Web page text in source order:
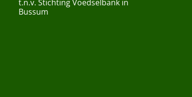
t.n.v. Stichting Voedselbank in
Bussum